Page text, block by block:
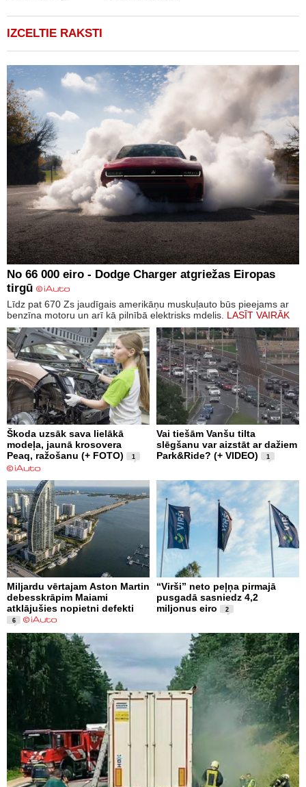
IZCELTIE RAKSTI
No 66 000 eiro - Dodge Charger atgriežas Eiropas
tirgū
Līdz pat 670 Zs jaudīgais amerikāņu muskuļauto būs pieejams ar
benzīna motoru un arī kā pilnībā elektrisks mdelis. LASĪT VAIRĀK
Škoda uzsāk sava lielākā
modeļa, jaunā krosovera
Peaq, ražošanu (+ FOTO)
1
Vai tiešām Vanšu tilta
slēgšanu var aizstāt ar dažiem
Park&Ride? (+ VIDEO)
1
Miljardu vērtajam Aston Martin
debesskrāpim Maiami
atklājušies nopietni defekti
6
“Virši” neto peļņa pirmajā
pusgadā sasniedz 4,2
miljonus eiro
2